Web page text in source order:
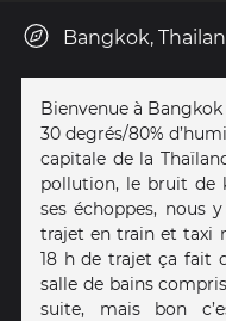
Bangkok,
Bienvenue à Bangkok
30 degrés/80%
capitale de la
pollution, le bruit de
ses échoppes, nous
trajet en train et taxi
18 h de trajet ça fait
salle de bains
suite, mais bon